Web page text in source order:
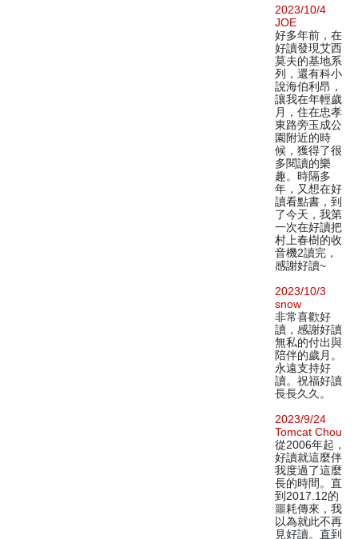
2023/10/4
JOE
好多年前，在
好讀發現艾西
莫夫的基地系
列，還有科小
說海伯利昂，
讓我在年輕歲
月，住在忠孝
東路旁玉成公
園附近的時
候，獲得了很
多閱讀的樂
趣。時隔多
年，又想在好
讀看點書，到
了今天，我第
一次在好讀把
村上春樹的收
音機2讀完，
感謝好讀~
2023/10/3
snow
非常喜歡好
讀，感謝好讀
無私的付出與
陪伴的歲月。
永遠支持好
讀。祝福好讀
長長久久。
2023/9/24
Tomcat Chou
從2006年起，
好讀就這麼伴
我度過了這麼
長的時間。直
到2017.12的
噩耗傳來，我
以為就此不再
見好讀。直到